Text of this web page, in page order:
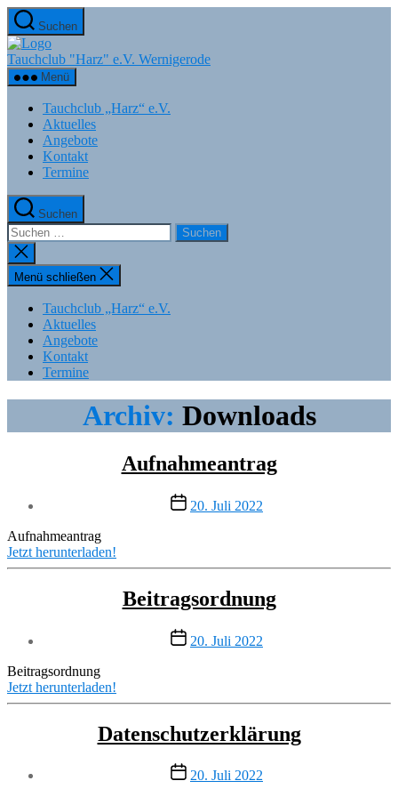
Zum
Inhalt
springen
Suchen
Tauchclub "Harz" e.V. Wernigerode
Menü
Tauchclub „Harz“ e.V.
Aktuelles
Angebote
Kontakt
Termine
Suchen
Suchen
nach:
Suche
schließen
Menü schließen
Tauchclub „Harz“ e.V.
Aktuelles
Angebote
Kontakt
Termine
Archiv: Downloads
Aufnahmeantrag
Veröffentlichungsdatum
20. Juli 2022
Aufnahmeantrag
Jetzt herunterladen!
Beitragsordnung
Veröffentlichungsdatum
20. Juli 2022
Beitragsordnung
Jetzt herunterladen!
Datenschutzerklärung
Veröffentlichungsdatum
20. Juli 2022